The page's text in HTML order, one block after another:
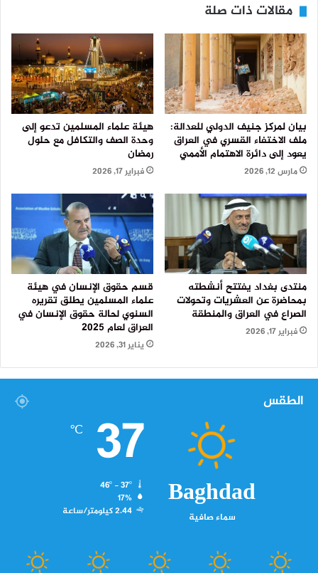
مقالات ذات صلة
بيان لمركز جنيف الدولي للعدالة:
ملف الاختفاء القسري في العراق
يعود إلى دائرة الاهتمام الأممي
مارس 12, 2026
هيئة علماء المسلمين تدعو إلى
وحدة الصف والتكافل مع حلول
رمضان
فبراير 17, 2026
منتدى بغداد يفتتح أنشطته
بمحاضرة عن العشريات وتحولات
الصراع في العراق والمنطقة
فبراير 17, 2026
قسم حقوق الإنسان في هيئة
علماء المسلمين يطلق تقريره
السنوي لحالة حقوق الإنسان في
العراق لعام 2025
يناير 31, 2026
الطقس
Baghdad
سماء صافية
37
℃
17%
2.44 كيلومتر/ساعة